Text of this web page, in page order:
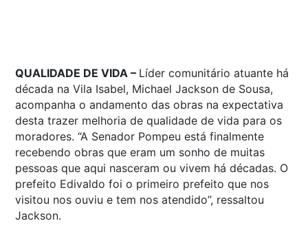
QUALIDADE DE VIDA – Líder comunitário atuante há
década na Vila Isabel, Michael Jackson de Sousa,
acompanha o andamento das obras na expectativa
desta trazer melhoria de qualidade de vida para os
moradores. “A Senador Pompeu está finalmente
recebendo obras que eram um sonho de muitas
pessoas que aqui nasceram ou vivem há décadas. O
prefeito Edivaldo foi o primeiro prefeito que nos
visitou nos ouviu e tem nos atendido”, ressaltou
Jackson.